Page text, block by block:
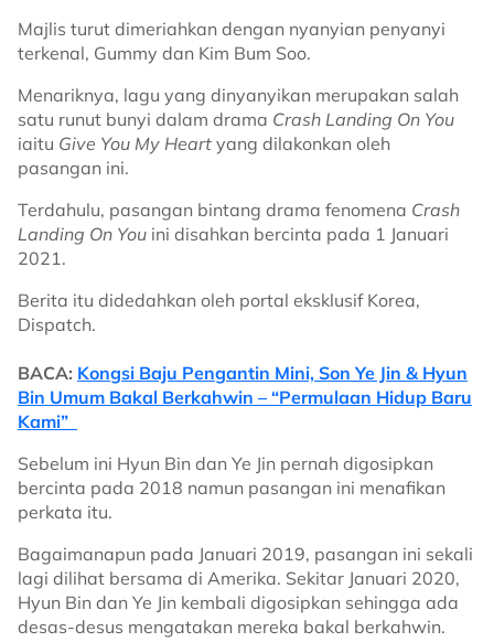
Majlis turut dimeriahkan dengan nyanyian penyanyi
terkenal, Gummy dan Kim Bum Soo.
Menariknya, lagu yang dinyanyikan merupakan salah
satu runut bunyi dalam drama Crash Landing On You
iaitu Give You My Heart yang dilakonkan oleh
pasangan ini.
Terdahulu, pasangan bintang drama fenomena Crash
Landing On You ini disahkan bercinta pada 1 Januari
2021.
Berita itu didedahkan oleh portal eksklusif Korea,
Dispatch.
BACA: Kongsi Baju Pengantin Mini, Son Ye Jin & Hyun
Bin Umum Bakal Berkahwin – “Permulaan Hidup Baru
Kami”
Sebelum ini Hyun Bin dan Ye Jin pernah digosipkan
bercinta pada 2018 namun pasangan ini menafikan
perkata itu.
Bagaimanapun pada Januari 2019, pasangan ini sekali
lagi dilihat bersama di Amerika. Sekitar Januari 2020,
Hyun Bin dan Ye Jin kembali digosipkan sehingga ada
desas-desus mengatakan mereka bakal berkahwin.